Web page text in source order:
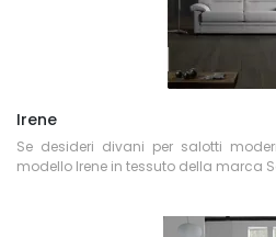
Irene
Se desideri divani per salotti
modello Irene in tessuto della marca